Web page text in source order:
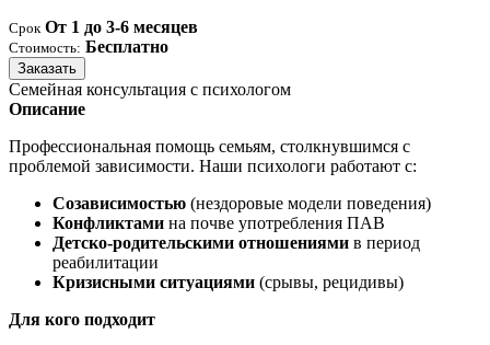
Срок От 1 до 3-6 месяцев
Стоимость: Бесплатно
Заказать
Семейная консультация с психологом
Описание
Профессиональная помощь семьям, столкнувшимся с
проблемой зависимости. Наши психологи работают с:
Созависимостью (нездоровые модели поведения)
Конфликтами на почве употребления ПАВ
Детско-родительскими отношениями в период
реабилитации
Кризисными ситуациями (срывы, рецидивы)
Для кого подходит